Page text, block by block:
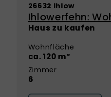
26632 Ihlow
Haus zu kaufen
Wohnfläche
ca. 120 m²
Zimmer
6